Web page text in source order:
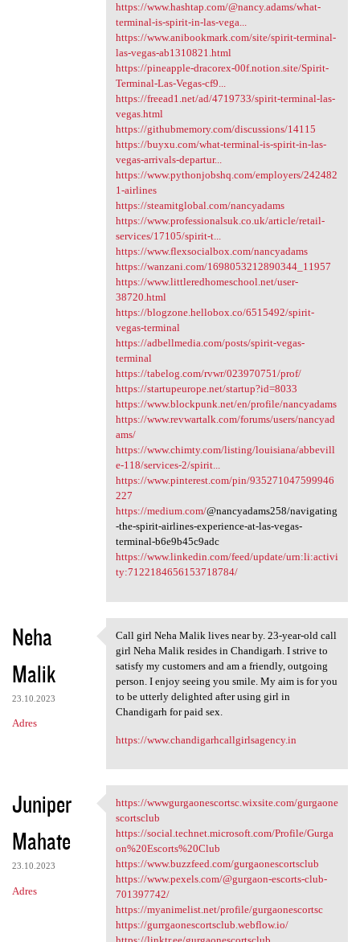
https://www.hashtap.com/@nancy.adams/what-
terminal-is-spirit-in-las-vega...
https://www.anibookmark.com/site/spirit-terminal-
las-vegas-ab1310821.html
https://pineapple-dracorex-00f.notion.site/Spirit-
Terminal-Las-Vegas-cf9...
https://freead1.net/ad/4719733/spirit-terminal-las-
vegas.html
https://githubmemory.com/discussions/14115
https://buyxu.com/what-terminal-is-spirit-in-las-
vegas-arrivals-departur...
https://www.pythonjobshq.com/employers/242482
1-airlines
https://steamitglobal.com/nancyadams
https://www.professionalsuk.co.uk/article/retail-
services/17105/spirit-t...
https://www.flexsocialbox.com/nancyadams
https://wanzani.com/1698053212890344_11957
https://www.littleredhomeschool.net/user-
38720.html
https://blogzone.hellobox.co/6515492/spirit-
vegas-terminal
https://adbellmedia.com/posts/spirit-vegas-
terminal
https://tabelog.com/rvwr/023970751/prof/
https://startupeurope.net/startup?id=8033
https://www.blockpunk.net/en/profile/nancyadams
https://www.revwartalk.com/forums/users/nancyad
ams/
https://www.chimty.com/listing/louisiana/abbevill
e-118/services-2/spirit...
https://www.pinterest.com/pin/935271047599946
227
https://medium.com/@nancyadams258/navigating
-the-spirit-airlines-experience-at-las-vegas-
terminal-b6e9b45c9adc
https://www.linkedin.com/feed/update/urn:li:activi
ty:7122184656153718784/
Neha
Malik
23.10.2023
Adres
Call girl Neha Malik lives
Call girl Neha Malik lives near by. 23-year-old call
girl Neha Malik resides in Chandigarh. I strive to
satisfy my customers and am a friendly, outgoing
person. I enjoy seeing you smile. My aim is for you
to be utterly delighted after using girl in
Chandigarh for paid sex.
https://www.chandigarhcallgirlsagency.in
Juniper
Mahate
23.10.2023
Adres
https://wwwgurgaonescortsc
https://wwwgurgaonescortsc.wixsite.com/gurgaone
scortsclub
https://social.technet.microsoft.com/Profile/Gurga
on%20Escorts%20Club
https://www.buzzfeed.com/gurgaonescortsclub
https://www.pexels.com/@gurgaon-escorts-club-
701397742/
https://myanimelist.net/profile/gurgaonescortsc
https://gurrgaonescortsclub.webflow.io/